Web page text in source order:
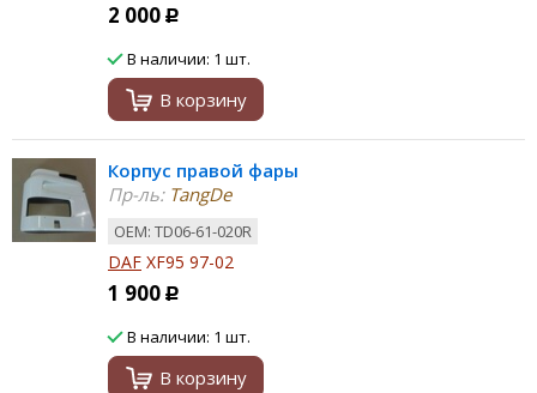
2 000 Р
В наличии: 1 шт.
В корзину
Корпус правой фары
Пр-ль:TangDe
ОЕМ: TD06-61-020R
DAF XF95 97-02
1 900 Р
В наличии: 1 шт.
В корзину